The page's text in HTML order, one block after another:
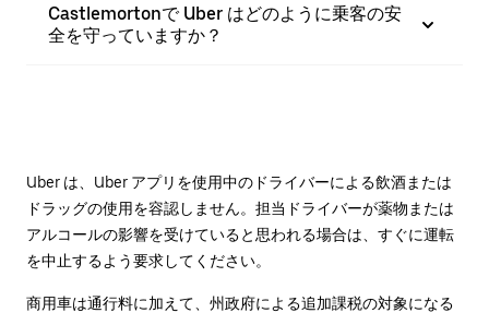
Castlemortonで Uber はどのように乗客の安
全を守っていますか？
Uber は、Uber アプリを使用中のドライバーによる飲酒または
ドラッグの使用を容認しません。担当ドライバーが薬物または
アルコールの影響を受けていると思われる場合は、すぐに運転
を中止するよう要求してください。
商用車は通行料に加えて、州政府による追加課税の対象になる